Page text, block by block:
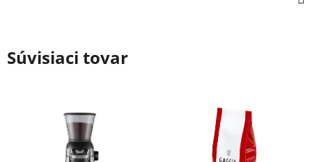
Súvisiaci tovar